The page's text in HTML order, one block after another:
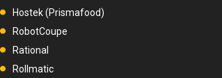
Hostek (Prismafood)
RobotCoupe
Rational
Rollmatic